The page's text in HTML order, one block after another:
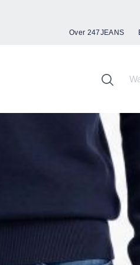
Over 247JEANS